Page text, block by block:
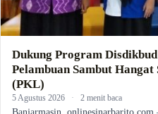
Dukung Program
Pelambuan Sambut
(PKL)
5 Agustus 2026 · 2 menit baca